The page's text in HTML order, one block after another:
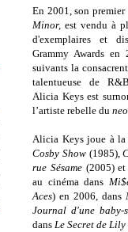
En 2001, son
Minor, est vendu à
d'exemplaires et
Grammy Awards
suivants la
talentueuse de
Alicia Keys est
l’artiste rebelle du
Alicia Keys joue à
Cosby Show(1985),
rue Sésame(2005)
au cinéma dans
Aces) en 2006, dans
Journal d'une baby-
dans Le Secret de Lily